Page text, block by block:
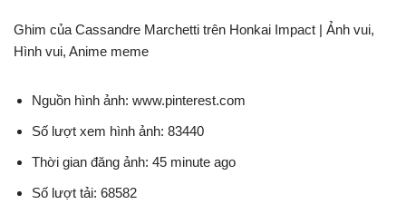
Ghim của Cassandre Marchetti trên Honkai Impact | Ảnh vui,
Hình vui, Anime meme
Nguồn hình ảnh: www.pinterest.com
Số lượt xem hình ảnh: 83440
Thời gian đăng ảnh: 45 minute ago
Số lượt tải: 68582